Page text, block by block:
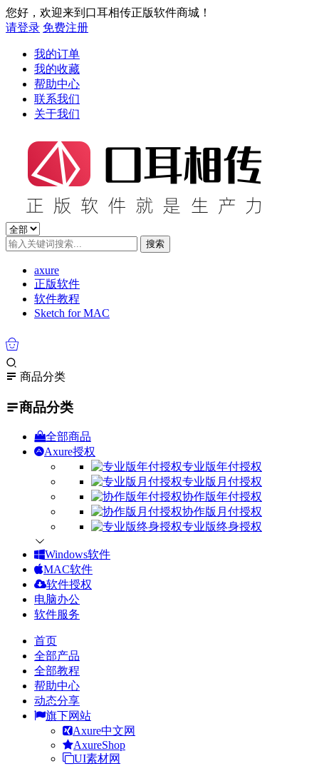
您好，欢迎来到口耳相传正版软件商城！
请登录 免费注册
我的订单
我的收藏
帮助中心
联系我们
关于我们
axure
正版软件
软件教程
Sketch for MAC
商品分类
商品分类
全部商品
Axure授权
专业版年付授权
专业版月付授权
协作版年付授权
协作版月付授权
专业版终身授权
Windows软件
MAC软件
软件授权
电脑办公
软件服务
首页
全部产品
全部教程
帮助中心
动态分享
旗下网站
Axure中文网
AxureShop
UI素材网